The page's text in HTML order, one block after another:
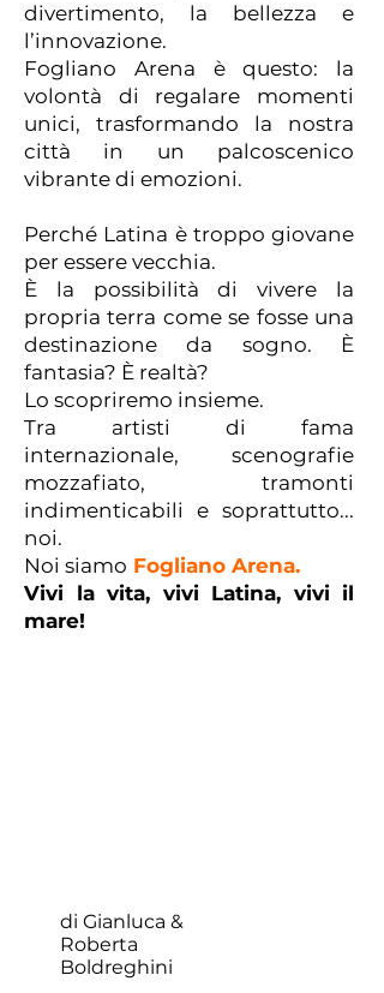
divertimento, la bellezza e
l’innovazione.
Fogliano Arena è questo: la
volontà di regalare momenti
unici, trasformando la nostra
città in un palcoscenico
vibrante di emozioni.
Perché Latina è troppo giovane
per essere vecchia.
È la possibilità di vivere la
propria terra come se fosse una
destinazione da sogno. È
fantasia? È realtà?
Lo scopriremo insieme.
Tra artisti di fama
internazionale, scenografie
mozzafiato, tramonti
indimenticabili e soprattutto...
noi.
Noi siamo Fogliano Arena.
Vivi la vita, vivi Latina, vivi il
mare!
di Gianluca &
Roberta
Boldreghini